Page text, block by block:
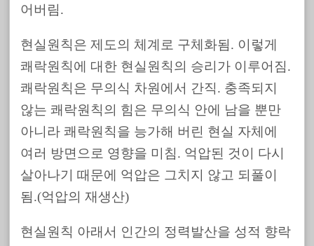
어버림.
현실원칙은 제도의 체계로 구체화됨. 이렇게
쾌락원칙에 대한 현실원칙의 승리가 이루어짐.
쾌락원칙은 무의식 차원에서 간직. 충족되지
않는 쾌락원칙의 힘은 무의식 안에 남을 뿐만
아니라 쾌락원칙을 능가해 버린 현실 자체에
여러 방면으로 영향을 미침. 억압된 것이 다시
살아나기 때문에 억압은 그치지 않고 되풀이
됨.(억압의 재생산)
현실원칙 아래서 인간의 정력발산을 성적 향락